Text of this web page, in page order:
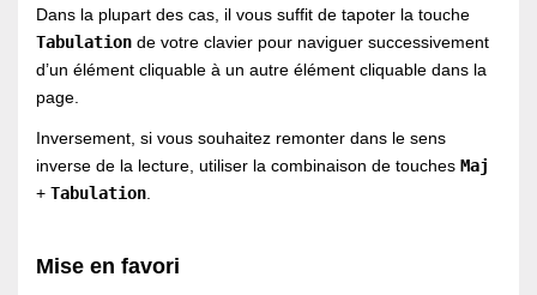
Dans la plupart des cas, il vous suffit de tapoter la touche
Tabulation de votre clavier pour naviguer successivement
d’un élément cliquable à un autre élément cliquable dans la
page.
Inversement, si vous souhaitez remonter dans le sens
inverse de la lecture, utiliser la combinaison de touches Maj
+ Tabulation
Mise en favori